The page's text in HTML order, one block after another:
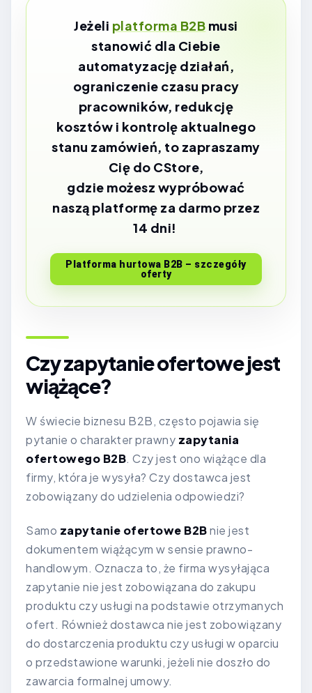
Jeżeli platforma B2B musi
stanowić dla Ciebie
automatyzację działań,
ograniczenie czasu pracy
pracowników, redukcję
kosztów i kontrolę aktualnego
stanu zamówień, to zapraszamy
Cię do CStore,
gdzie możesz wypróbować
naszą platformę za darmo przez
14 dni!
Platforma hurtowa B2B – szczegóły
oferty
Czy zapytanie ofertowe jest
wiążące?
W świecie biznesu B2B, często pojawia się
pytanie o charakter prawny zapytania
ofertowego B2B. Czy jest ono wiążące dla
firmy, która je wysyła? Czy dostawca jest
zobowiązany do udzielenia odpowiedzi?
Samo zapytanie ofertowe B2Bnie jest
dokumentem wiążącym w sensie prawno-
handlowym. Oznacza to, że firma wysyłająca
zapytanie nie jest zobowiązana do zakupu
produktu czy usługi na podstawie otrzymanych
ofert. Również dostawca nie jest zobowiązany
do dostarczenia produktu czy usługi w oparciu
o przedstawione warunki, jeżeli nie doszło do
zawarcia formalnej umowy.